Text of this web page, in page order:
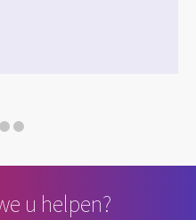
u helpen?